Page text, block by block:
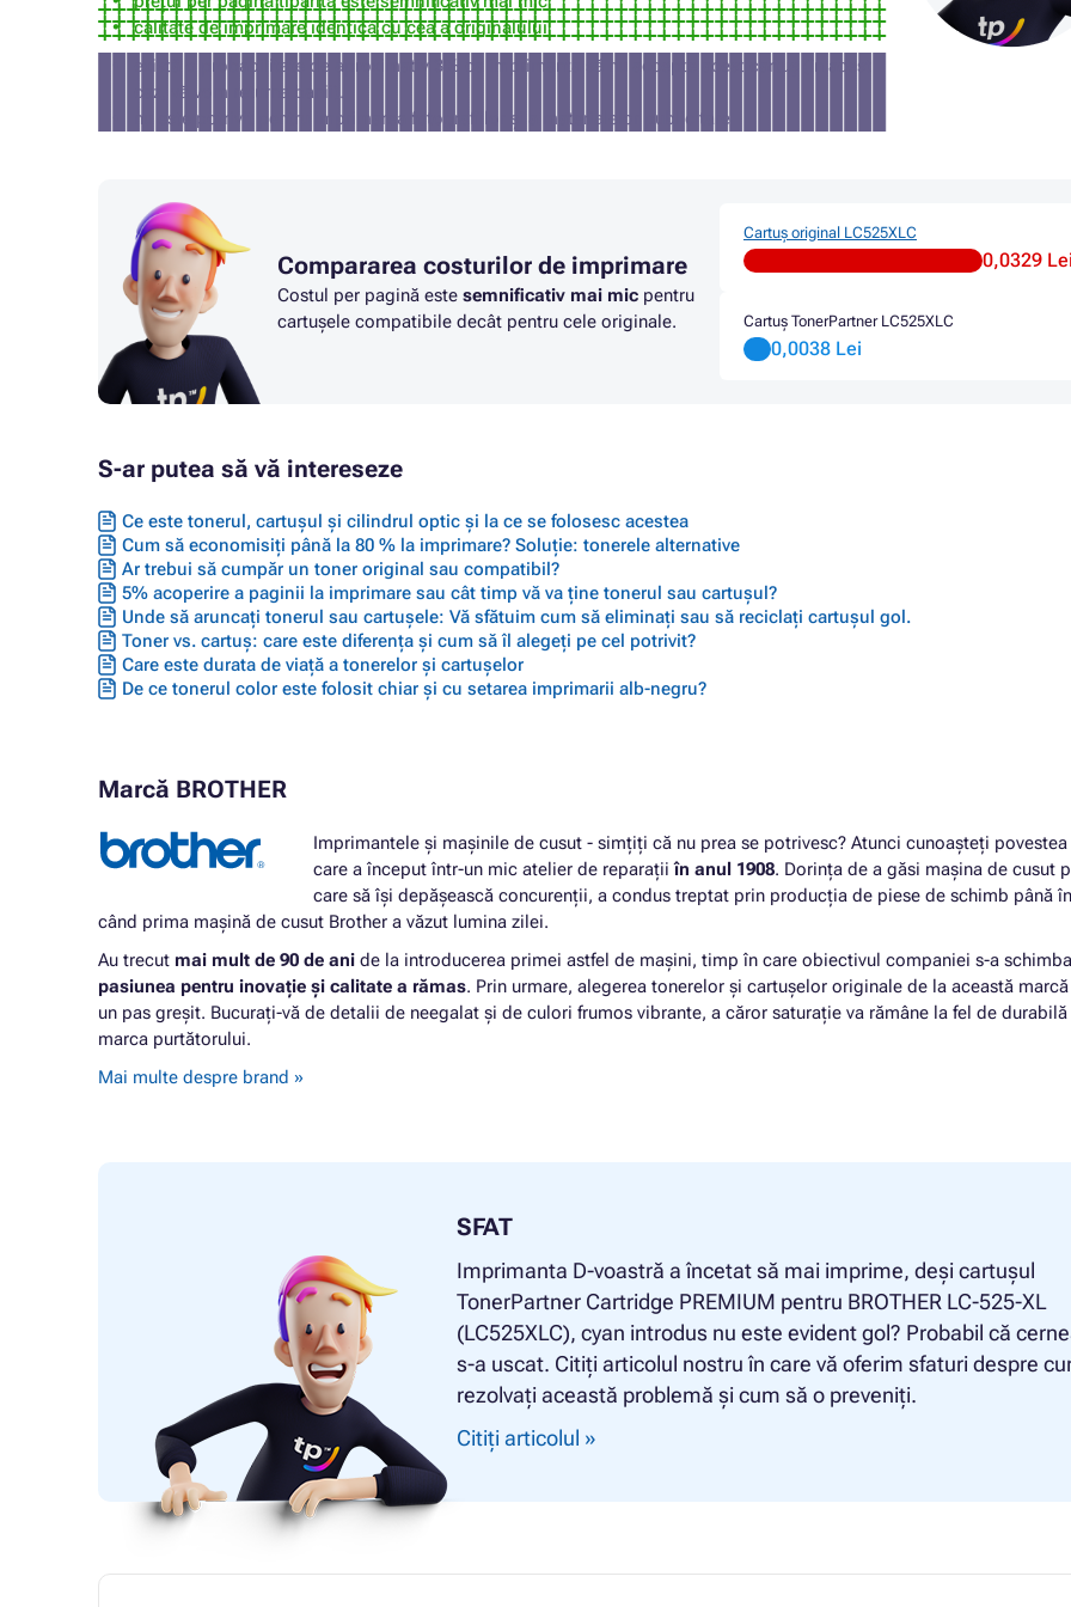
calitate de imprimare identică cu cea a originalului
există o probabilitate de aproximativ 3% ca imprimanta să nu accepte acest cartuș (în acest
caz, vă vom returna banii).
nu este potrivit pentru imprimarea fotografiilor și a materialelor publicitare
Compararea costurilor de imprimare
Costul per pagină este semnificativ mai mic pentru
cartușele compatibile decât pentru cele originale.
Cartuș original LC525XLC
0,0329
Cartuș TonerPartner LC525XLC
0,0038 Lei
S-ar putea să vă intereseze
Ce este tonerul, cartușul și cilindrul optic și la ce se folosesc acestea
Cum să economisiți până la 80 % la imprimare? Soluție: tonerele alternative
Ar trebui să cumpăr un toner original sau compatibil?
5% acoperire a paginii la imprimare sau cât timp vă va ține tonerul sau cartușul?
Unde să aruncați tonerul sau cartușele: Vă sfătuim cum să eliminați sau să reciclați cartușul gol.
Toner vs. cartuș: care este diferența și cum să îl alegeți pe cel potrivit?
Care este durata de viață a tonerelor și cartușelor
De ce tonerul color este folosit chiar și cu setarea imprimarii alb-negru?
Marcă BROTHER
Imprimantele și mașinile de cusut - simțiți că nu prea se potrivesc? Atunci cunoașteți povestea
care a început într-un mic atelier de reparațiiîn anul 1908. Dorința de a găsi mașina de cusut
care să își depășească concurenții, a condus treptat prin producția de piese de schimb până
când prima mașină de cusut Brother a văzut lumina zilei.
Au trecut mai mult de 90 de ani de la introducerea primei astfel de mașini, timp în care obiectivul companiei s-a
pasiunea pentru inovație și calitate a rămas. Prin urmare, alegerea tonerelor și cartușelor originale de la această
un pas greșit. Bucurați-vă de detalii de neegalat și de culori frumos vibrante, a căror saturație va rămâne la fel de
marca purtătorului.
Mai multe despre brand »
SFAT
Imprimanta D-voastră a încetat să mai imprime, deși cartușul
TonerPartner Cartridge PREMIUM pentru BROTHER LC-525-XL
(LC525XLC), cyan introdus nu este evident gol? Probabil că
s-a uscat. Citiți articolul nostru în care vă oferim sfaturi despre
rezolvați această problemă și cum să o preveniți.
Citiți articolul »